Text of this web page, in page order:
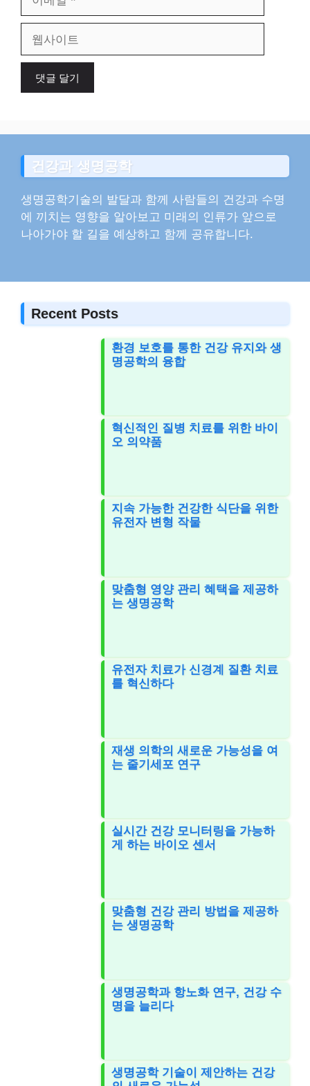
일
이
건강과 생명공학
생명공학기술의 발달과 함께 사람들의 건강과 수명
에 끼치는 영향을 알아보고 미래의 인류가 앞으로
나아가야 할 길을 예상하고 함께 공유합니다.
Recent Posts
환경 보호를 통한 건강 유지와 생
명공학의 융합
혁신적인 질병 치료를 위한 바이
오 의약품
지속 가능한 건강한 식단을 위한
유전자 변형 작물
맞춤형 영양 관리 혜택을 제공하
는 생명공학
유전자 치료가 신경계 질환 치료
를 혁신하다
재생 의학의 새로운 가능성을 여
는 줄기세포 연구
실시간 건강 모니터링을 가능하
게 하는 바이오 센서
맞춤형 건강 관리 방법을 제공하
는 생명공학
생명공학과 항노화 연구, 건강 수
명을 늘리다
생명공학 기술이 제안하는 건강